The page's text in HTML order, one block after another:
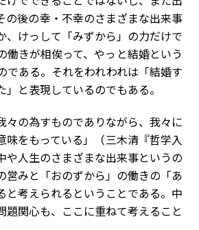
の後の幸・不幸のさまざまな出来事
、けっして「みずから」の力だけで
働きが相俟って、やっと結婚という
である。それをわれわれは「結婚す
」と表現しているのでもある。
々の為すものでありながら、我々に
味をもっている」（三木清『哲学入
や人生のさまざまな出来事というの
営みと「おのずから」の働きの「あ
と考えられるということである。中
題関心も、ここに重ねて考えること